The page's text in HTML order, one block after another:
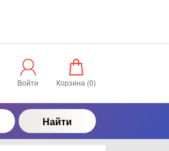
Войти Корзина (0)
Найти